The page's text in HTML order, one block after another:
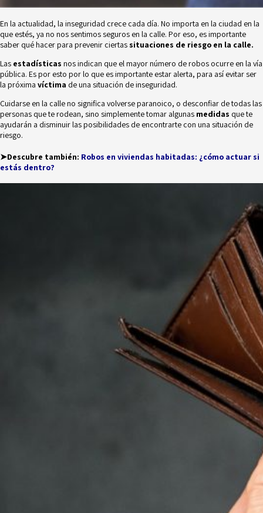
En la actualidad, la inseguridad crece cada día. No importa en la ciudad en la
que estés, ya no nos sentimos seguros en la calle. Por eso, es importante
saber qué hacer para prevenir ciertas situaciones de riesgo en la calle.
Las estadísticas nos indican que el mayor número de robos ocurre en la vía
pública. Es por esto por lo que es importante estar alerta, para así evitar ser
la próxima víctima de una situación de inseguridad.
Cuidarse en la calle no significa volverse paranoico, o desconfiar de todas las
personas que te rodean, sino simplemente tomar algunas medidas que te
ayudarán a disminuir las posibilidades de encontrarte con una situación de
riesgo.
➤Descubre también: Robos en viviendas habitadas: ¿cómo actuar si
estás dentro?